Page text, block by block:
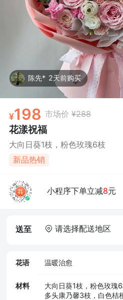
陈先* 2天前购买
198 市场价 ¥288
花漾祝福
大向日葵1枝，粉色玫瑰6枝
新品热销
小程序下单立减8元
送至 请选择配送地区
花语 温暖治愈
材料
大向日葵1枝，粉色玫瑰
多头康乃馨3枝，白色桔